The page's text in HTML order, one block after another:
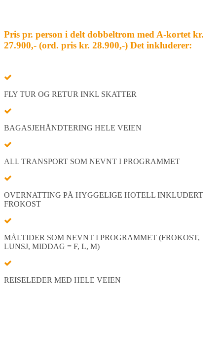
Pris pr. person i delt dobbeltrom med A-kortet kr.
27.900,- (ord. pris kr. 28.900,-) Det inkluderer:
FLY TUR OG RETUR INKL SKATTER
BAGASJEHÅNDTERING HELE VEIEN
ALL TRANSPORT SOM NEVNT I PROGRAMMET
OVERNATTING PÅ HYGGELIGE HOTELL INKLUDERT
FROKOST
MÅLTIDER SOM NEVNT I PROGRAMMET (FROKOST,
LUNSJ, MIDDAG = F, L, M)
REISELEDER MED HELE VEIEN